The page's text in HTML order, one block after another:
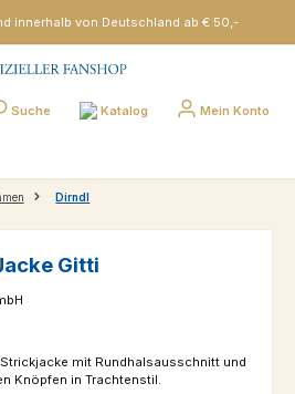
innerhalb von Deutschland ab € 50,-
Suche Katalog Mein Konto
Dirndl
Gitti